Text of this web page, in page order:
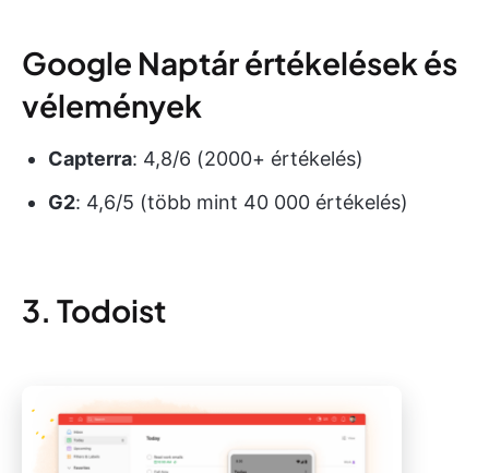
Google Naptár értékelések és
vélemények
Capterra: 4,8/6 (2000+ értékelés)
G2: 4,6/5 (több mint 40 000 értékelés)
3. Todoist